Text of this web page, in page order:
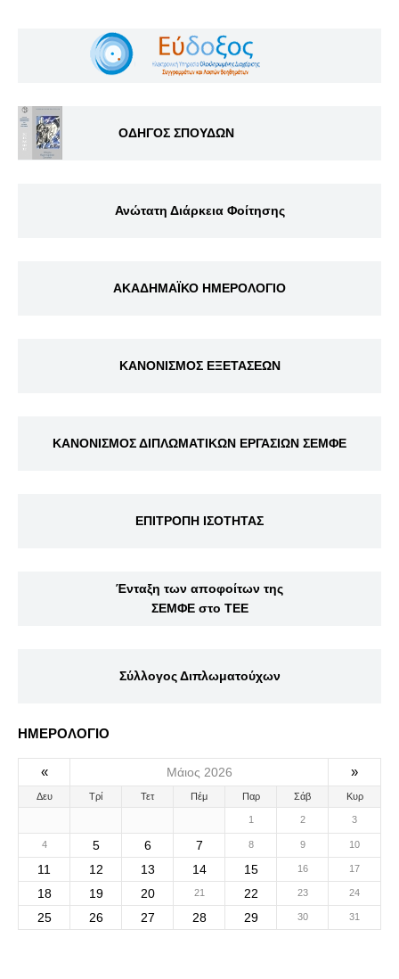
ΟΔΗΓΟΣ ΣΠΟΥΔΩΝ
Ανώτατη Διάρκεια Φοίτησης
ΑΚΑΔΗΜΑΪΚΟ ΗΜΕΡΟΛΟΓΙΟ
ΚΑΝΟΝΙΣΜΟΣ ΕΞΕΤΑΣΕΩΝ
ΚΑΝΟΝΙΣΜΟΣ ΔΙΠΛΩΜΑΤΙΚΩΝ ΕΡΓΑΣΙΩΝ ΣΕΜΦΕ
ΕΠΙΤΡΟΠΗ ΙΣΟΤΗΤΑΣ
Ένταξη των αποφοίτων της
ΣΕΜΦΕ στο ΤΕΕ
Σύλλογος Διπλωματούχων
ΗΜΕΡΟΛΟΓΙΟ
« Μάιος 2026 »
Δευ Τρί Τετ Πέμ Παρ Σάβ Κυρ
1 2 3
4 5 6 7 8 9 10
11 12 13 14 15 16 17
18 19 20 21 22 23 24
25 26 27 28 29 30 31